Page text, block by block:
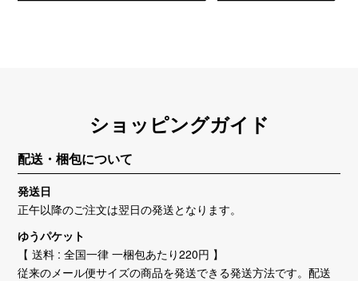
ショッピングガイド
配送・梱包について
発送日
正午以降のご注文は翌日の発送となります。
ゆうパケット
【 送料 : 全国一律 一梱包あたり220円 】
従来のメール便サイズの商品を発送できる発送方法です。配送